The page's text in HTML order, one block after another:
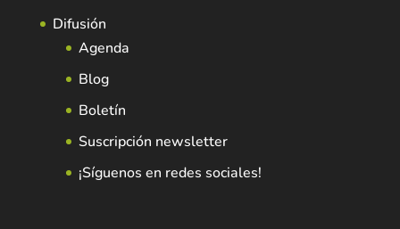
Difusión
Agenda
Blog
Boletín
Suscripción newsletter
¡Síguenos en redes sociales!